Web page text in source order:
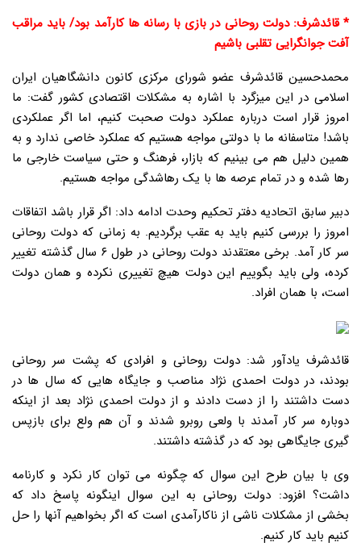
* قائدشرف: دولت روحانی در بازی با رسانه ها کارآمد بود/ باید مراقب
آفت جوانگرایی تقلبی باشیم
محمدحسین قائدشرف عضو شورای مرکزی کانون دانشگاهیان ایران
اسلامی در این میزگرد با اشاره به مشکلات اقتصادی کشور گفت: ما
امروز قرار است درباره عملکرد دولت صحبت کنیم، اما اگر عملکردی
باشد! متاسفانه ما با دولتی مواجه هستیم که عملکرد خاصی ندارد و به
همین دلیل هم می بینیم که بازار، فرهنگ و حتی سیاست خارجی ما
رها شده و در تمام عرصه ها با یک رهاشدگی مواجه هستیم.
دبیر سابق اتحادیه دفتر تحکیم وحدت ادامه داد: اگر قرار باشد اتفاقات
امروز را بررسی کنیم باید به عقب برگردیم. به زمانی که دولت روحانی
سر کار آمد. برخی معتقدند دولت روحانی در طول ۶ سال گذشته تغییر
کرده، ولی باید بگوییم این دولت هیچ تغییری نکرده و همان دولت
است، با همان افراد.
قائدشرف یادآور شد: دولت روحانی و افرادی که پشت سر روحانی
بودند، در دولت احمدی نژاد مناصب و جایگاه هایی که سال ها در
دست داشتند را از دست دادند و از دولت احمدی نژاد بعد از اینکه
دوباره سر کار آمدند با ولعی روبرو شدند و آن هم ولع برای بازپس
گیری جایگاهی بود که در گذشته داشتند.
وی با بیان طرح این سوال که چگونه می توان کار نکرد و کارنامه
داشت؟ افزود: دولت روحانی به این سوال اینگونه پاسخ داد که
بخشی از مشکلات ناشی از ناکارآمدی است که اگر بخواهیم آنها را حل
کنیم باید کار کنیم.